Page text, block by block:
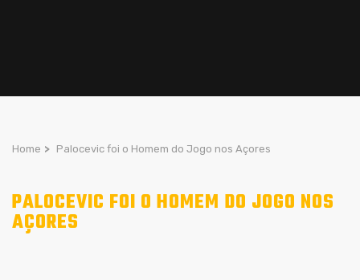
Home > Palocevic foi o Homem do Jogo nos Açores
PALOCEVIC FOI O HOMEM DO JOGO NOS
AÇORES